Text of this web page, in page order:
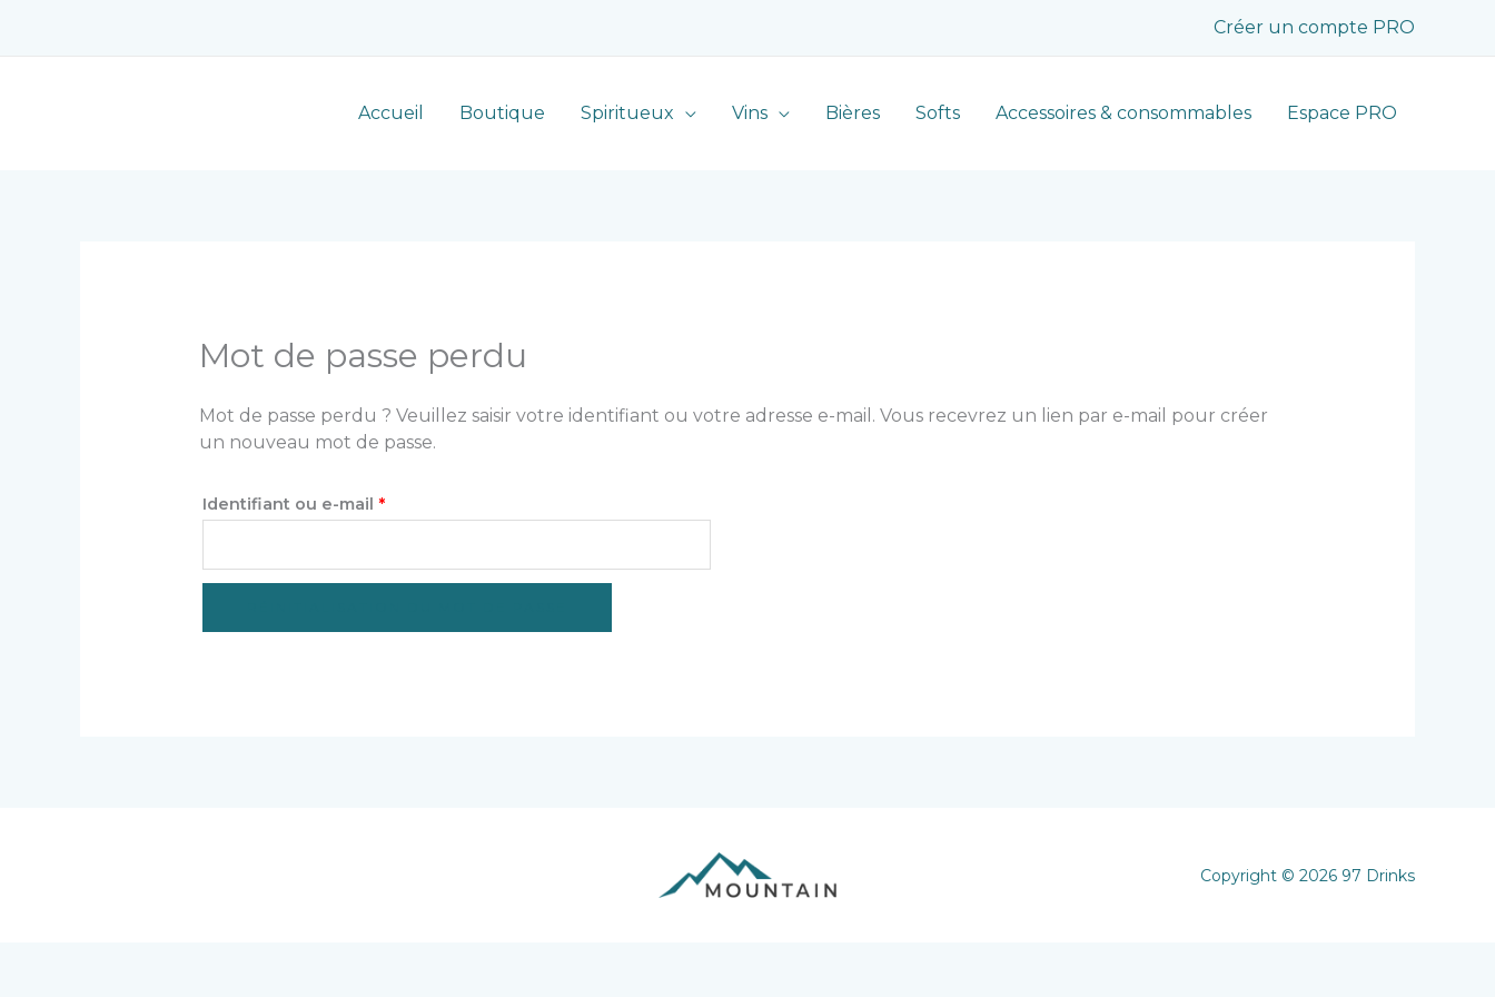
Créer un compte PRO
Accueil Boutique Spiritueux Vins Bières Softs Accessoires & consommables Espace PRO
Mot de passe perdu
Mot de passe perdu ? Veuillez saisir votre identifiant ou votre adresse e-mail. Vous recevrez un lien par e-mail pour créer
un nouveau mot de passe.
Identifiant ou e-mail *Obligatoire
Copyright © 2026 97 Drinks